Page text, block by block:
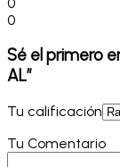
0
Sé el primero
AL”
Tu calificación
Tu Comentario